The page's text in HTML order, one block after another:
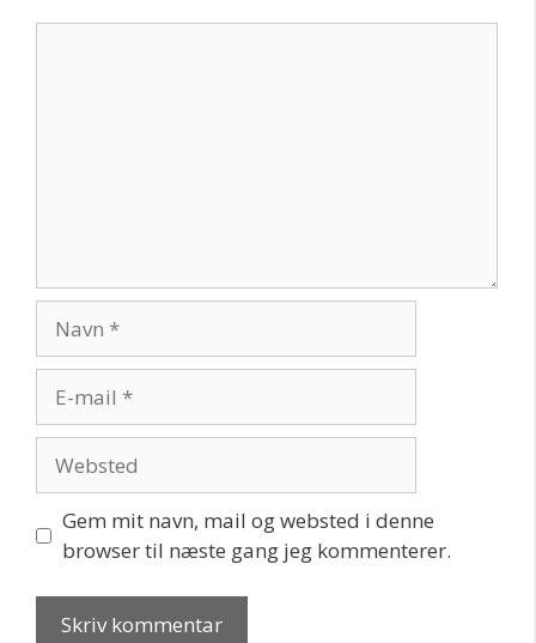
mail
Gem mit navn, mail og websted i denne
browser til næste gang jeg kommenterer.